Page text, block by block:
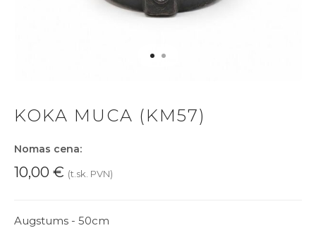
KOKA MUCA (KM57)
Nomas cena:
10,00 € (t.sk. PVN)
Augstums - 50cm